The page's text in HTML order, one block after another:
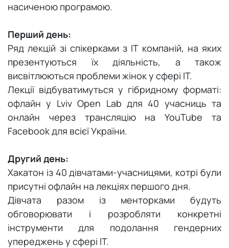
Херсон
Хмельницький
Чернівці
насиченою програмою.
Перший день:
Ряд лекцій зі спікерками з ІТ компаній, на яких
презентуються їх діяльність, а також
висвітлюються проблеми жінок у сфері ІТ.
Лекції відбуватимуться у гібридному форматі:
офлайн у Lviv Open Lab для 40 учасниць та
онлайн через трансляцію на YouTube та
Facebook для всієї України.
Другий день:
Хакатон із 40 дівчатами-учасницями, котрі були
присутні офлайн на лекціях першого дня.
Дівчата разом із менторками будуть
обговорювати і розробляти конкретні
інструменти для подолання гендерних
упереджень у сфері ІТ.